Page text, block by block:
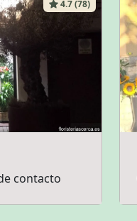
4.7 (78)
contacto